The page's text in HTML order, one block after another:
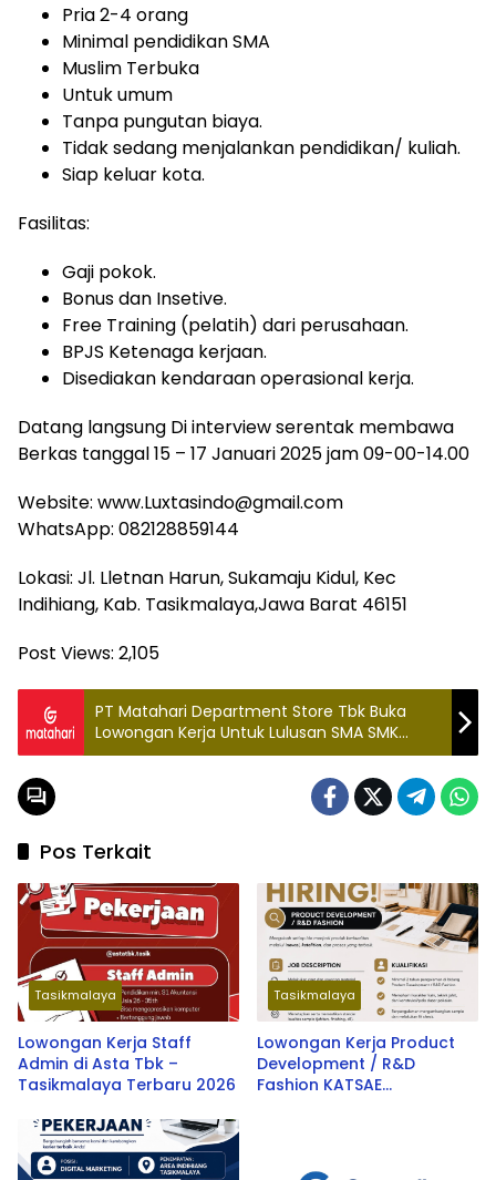
Pria 2-4 orang
Minimal pendidikan SMA
Muslim Terbuka
Untuk umum
Tanpa pungutan biaya.
Tidak sedang menjalankan pendidikan/ kuliah.
Siap keluar kota.
Fasilitas:
Gaji pokok.
Bonus dan Insetive.
Free Training (pelatih) dari perusahaan.
BPJS Ketenaga kerjaan.
Disediakan kendaraan operasional kerja.
Datang langsung Di interview serentak membawa
Berkas tanggal 15 – 17 Januari 2025 jam 09-00-14.00
Website: www.Luxtasindo@gmail.com
WhatsApp: 082128859144
Lokasi: Jl. Lletnan Harun, Sukamaju Kidul, Kec
Indihiang, Kab. Tasikmalaya,Jawa Barat 46151
Post Views: 2,105
PT Matahari Department Store Tbk Buka
Lowongan Kerja Untuk Lulusan SMA SMK
Sederajat, Cek Posisi dan Syaratnya disini!
Pos Terkait
Tasikmalaya
Lowongan Kerja Staff
Admin di Asta Tbk –
Tasikmalaya Terbaru 2026
Tasikmalaya
Lowongan Kerja Product
Development / R&D
Fashion KATSAE